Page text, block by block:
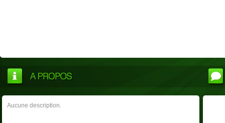
Aucune description.